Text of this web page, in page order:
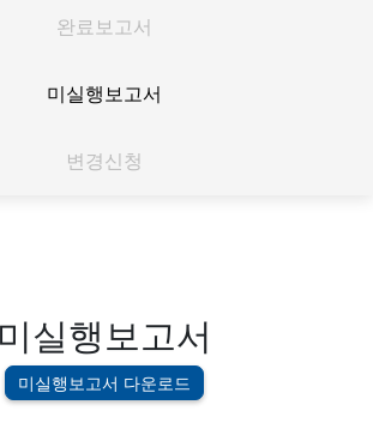
완료보고서
미실행보고서
변경신청
미실행보고서
미실행보고서 다운로드